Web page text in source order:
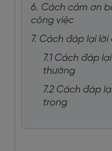
6. Cách cảm ơn
công việc
7. Cách đáp lại
7.1 Cách đáp
thường
7.2 Cách đáp
trọng